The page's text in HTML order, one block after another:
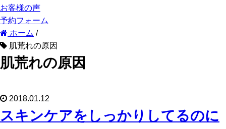
お客様の声
予約フォーム
ホーム /
肌荒れの原因
肌荒れの原因
2018.01.12
スキンケアをしっかりしてるのに